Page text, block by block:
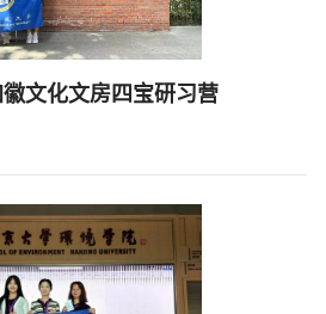
文化文房四宝研习营